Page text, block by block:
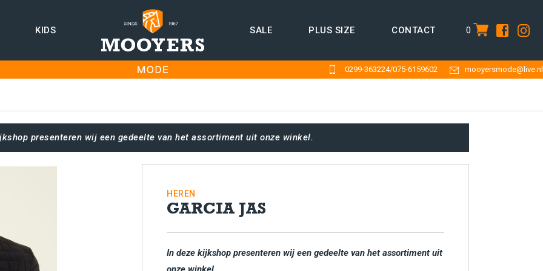
0 item
KIDS SALE PLUS SIZE CONTACT
0299-363224/075-6159602 mooyersmode@live.nl
presenteren wij een gedeelte van het assortiment uit onze winkel.
HEREN
GARCIA JAS
In deze kijkshop presenteren wij een gedeelte van het assortiment uit